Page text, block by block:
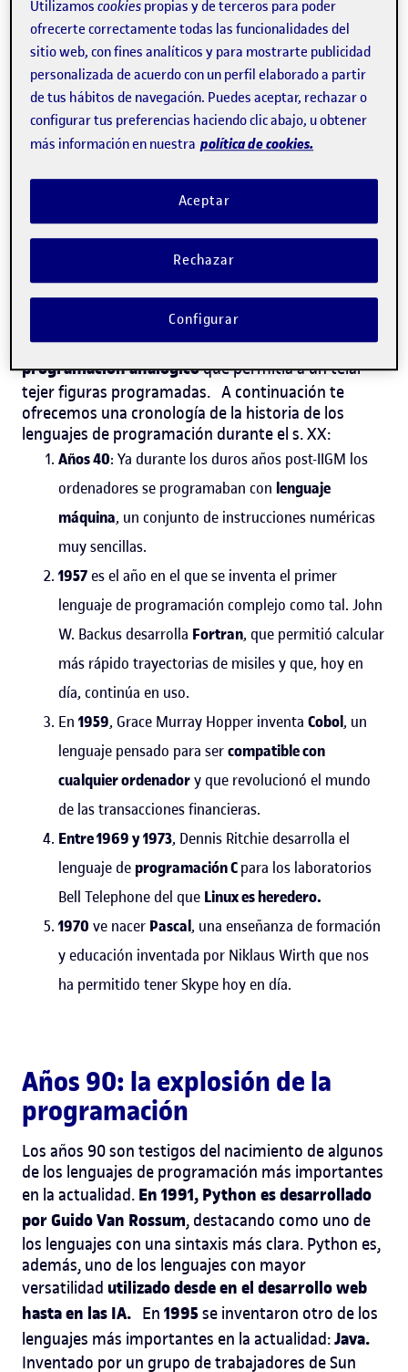
nunca).En el artículo de hoyte explicamos la
historia de los lenguajes de programación para
entender mejor qué son y de dónde vienen esos
lenguajes que nos permiten hoy en día poder tener
desarrollar inteligencias artificiales como Chat GTP.
¿Quieres descubrir la historia de los lenguajes de
programación? Sigue leyendo.
Cronología de los lenguajes de
programación
muy extensa y abarca hasta nuestros días desde
, cuando el inventor francés
Jacquard desarrolló el primer lenguaje de
programación analógicoque permitía a un telar
tejer figuras programadas. A continuación te
ofrecemos una cronología de la historia de los
lenguajes de programación durante el s. XX:
Años 40: Ya durante los duros años post-IIGM los
ordenadores se programaban con lenguaje
máquina, un conjunto de instrucciones numéricas
muy sencillas.
1957es el año en el que se inventa el primer
lenguaje de programación complejo como tal. John
W. Backus desarrolla Fortran, que permitió calcular
más rápido trayectorias de misiles y que, hoy en
día, continúa en uso.
En 1959, Grace Murray Hopper inventa Cobol, un
lenguaje pensado para sercompatible con
cualquier ordenadory que revolucionó el mundo
de las transacciones financieras.
Entre 1969 y 1973, Dennis Ritchie desarrolla el
lenguaje de programación Cpara los laboratorios
Bell Telephone del que Linux es heredero.
1970 ve nacer Pascal, una enseñanza de formación
y educación inventada por Niklaus Wirth que nos
ha permitido tener Skype hoy en día.
Años 90: la explosión de la
programación
Los años 90 son testigos del nacimiento de algunos
de los lenguajes de programación más importantes
en la actualidad. En 1991, Python es desarrollado
por Guido Van Rossum, destacando como uno de
los lenguajes con una sintaxis más clara. Python es,
además, uno de los lenguajes con mayor
versatilidad utilizado desde en el desarrollo web
hasta en las IA. En 1995se inventaron otro de los
lenguajes más importantes en la actualidad:Java.
Inventado por un grupo de trabajadores de Sun
Utilizamoscookies propias y de terceros para poder
ofrecerte correctamente todas las funcionalidades del
sitio web, con fines analíticos y para mostrarte publicidad
personalizada de acuerdo con un perfil elaborado a partir
de tus hábitos de navegación. Puedes aceptar, rechazar o
configurar tus preferencias haciendo clic abajo, u obtener
más información en nuestra política de cookies.
Rechazar
Aceptar
Configurar